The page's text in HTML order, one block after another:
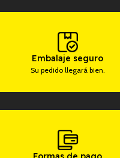
Embalaje seguro
Su pedido llegará bien.